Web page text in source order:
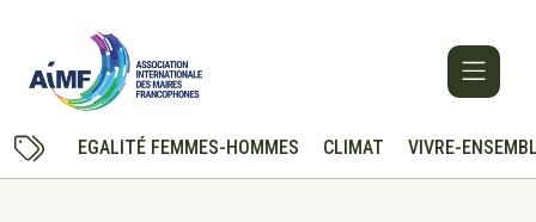
EGALITÉ FEMMES-HOMMES CLIMAT VIVRE-